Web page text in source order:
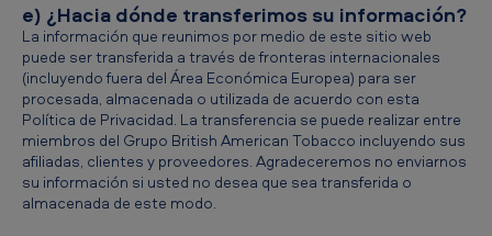
e) ¿Hacia dónde transferimos su información?
La información que reunimos por medio de este sitio web
puede ser transferida a través de fronteras internacionales
(incluyendo fuera del Área Económica Europea) para ser
procesada, almacenada o utilizada de acuerdo con esta
Política de Privacidad. La transferencia se puede realizar entre
miembros del Grupo British American Tobacco incluyendo sus
afiliadas, clientes y proveedores. Agradeceremos no enviarnos
su información si usted no desea que sea transferida o
almacenada de este modo.